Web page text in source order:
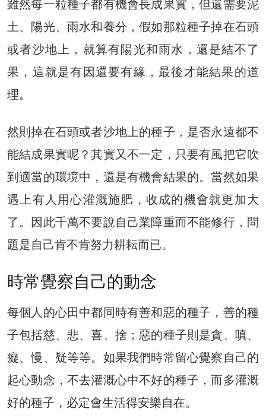
雖然每一粒種子都有機會長成果實，但還需要泥
土、陽光、雨水和養分，假如那粒種子掉在石頭
或者沙地上，就算有陽光和雨水，還是結不了
果，這就是有因還要有緣，最後才能結果的道
理。
然則掉在石頭或者沙地上的種子，是否永遠都不
能結成果實呢？其實又不一定，只要有風把它吹
到適當的環境中，還是有機會結果的。當然如果
遇上有人用心灌溉施肥，收成的機會就更加大
了。因此千萬不要說自己業障重而不能修行，問
題是自己肯不肯努力耕耘而已。
時常覺察自己的動念
每個人的心田中都同時有善和惡的種子，善的種
子包括慈、悲、喜、捨；惡的種子則是貪、嗔、
癡、慢、疑等等。如果我們時常留心覺察自己的
起心動念，不去灌溉心中不好的種子，而多灌溉
好的種子，必定會生活得安樂自在。